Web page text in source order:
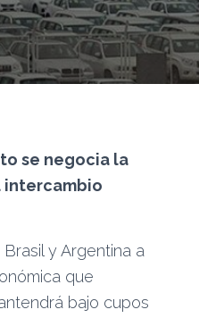
se negocia la
intercambio
y Argentina a
que
bajo cupos